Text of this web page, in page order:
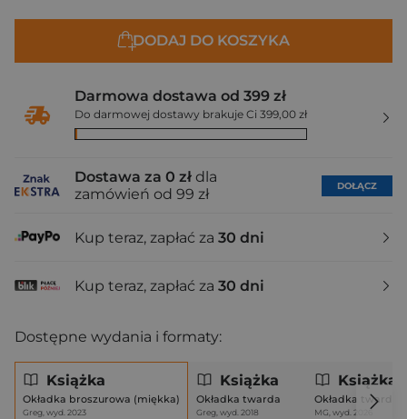
DODAJ DO KOSZYKA
Darmowa dostawa od 399 zł
Do darmowej dostawy brakuje Ci 399,00 zł
Dostawa za 0 zł dla
zamówień od 99 zł
DOŁĄCZ
Kup teraz, zapłać za 30 dni
Kup teraz, zapłać za 30 dni
Dostępne wydania i formaty:
Książka
Okładka broszurowa (miękka)
Greg, wyd. 2023
Książka
Okładka twarda
Greg, wyd. 2018
Książka
Okładka twarda
MG, wyd. 2026